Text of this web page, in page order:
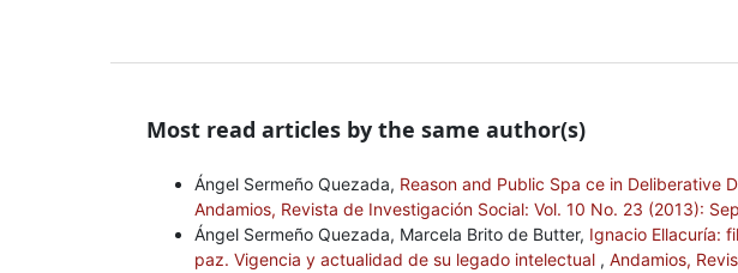
Most read articles by the same author(s)
Ángel Sermeño Quezada, Reason and Public Spa ce in Deliberative
Andamios, Revista de Investigación Social: Vol. 10 No. 23 (2013):
Ángel Sermeño Quezada, Marcela Brito de Butter, Ignacio Ellacuría:
paz. Vigencia y actualidad de su legado intelectual , Andamios,